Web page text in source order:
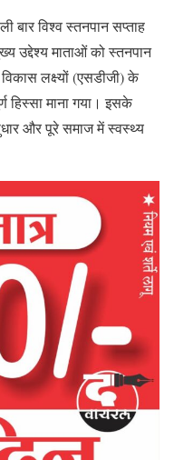
विश्व स्तनपान सप्ताह
उद्देश्य माताओं को स्तनपान
लक्ष्यों (एसडीजी) के
हिस्सा माना गया। इसके
और पूरे समाज में स्वस्थ्य